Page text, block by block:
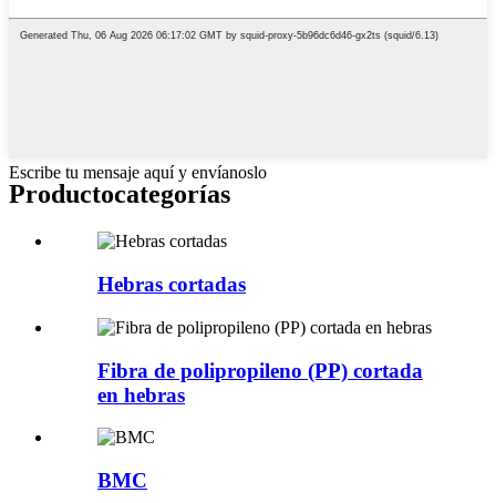
Escribe tu mensaje aquí y envíanoslo
Productocategorías
Hebras cortadas
Fibra de polipropileno (PP) cortada
en hebras
BMC